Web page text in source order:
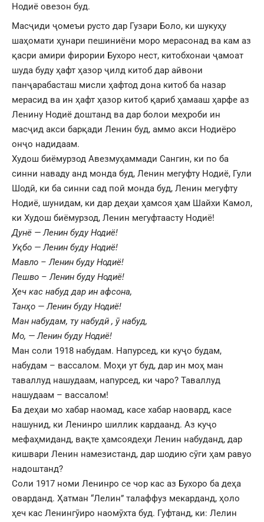
Нодиё овезон буд.
Масҷиди ҷомеъи русто дар Гузари Боло, ки шукуҳу
шаҳомати ҳунари пешиниёни моро мерасонад ва кам аз
қасри амири фирории Бухоро нест, китобхонаи ҷамоат
шуда буду ҳафт ҳазор ҷилд китоб дар айвони
панҷарабасташ мисли ҳафтод дона китоб ба назар
мерасид ва ин ҳафт ҳазор китоб қариб ҳамааш ҳарфе аз
Ленину Нодиё доштанд ва дар болои меҳроби ин
масҷид акси барқади Ленин буд, аммо акси Нодиёро
онҷо надидаам.
Худош биёмурзод Авезмуҳаммади Сангин, ки по ба
синни наваду анд монда буд, Ленин мегуфту Нодиё, Гули
Шодӣ, ки ба синни сад пой монда буд, Ленин мегуфту
Нодиё, шунидам, ки дар деҳаи ҳамсоя ҳам Шайхи Камол,
ки Худош биёмурзод, Ленин мегуфтаасту Нодиё!
Дунё — Ленин буду Нодиё!
Уқбо — Ленин буду Нодиё!
Мавло – Ленин буду Нодиё!
Пешво – Ленин буду Нодиё!
Ҳеч кас набуд дар ин афсона,
Танҳо — Ленин буду Нодиё!
Ман набудам, ту набудӣ , ӯ набуд,
Мо, — Ленин буду Нодиё!
Ман соли 1918 набудам. Напурсед, ки куҷо будам,
набудам – вассалом. Моҳи ут буд, дар ин моҳ ман
таваллуд нашудаам, напурсед, ки чаро? Таваллуд
нашудаам – вассалом!
Ба деҳаи мо хабар наомад, касе хабар наовард, касе
нашунид, ки Ленинро шиллик кардаанд. Аз куҷо
мефаҳмиданд, вақте ҳамсоядеҳи Ленин набуданд, дар
кишвари Ленин намезистанд, дар шодию сӯги ҳам равуо
надоштанд?
Соли 1917 номи Ленинро се чор кас аз Бухоро ба деҳа
оварданд. Ҳатман “Лелин” талаффуз мекарданд, ҳоло
ҳеч кас Ленингӯиро наомӯхта буд. Гуфтанд, ки: Лелин